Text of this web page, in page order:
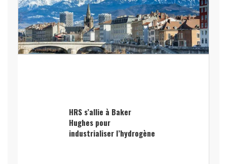
HRS s’allie à Baker
Hughes pour
industrialiser l’hydrogène